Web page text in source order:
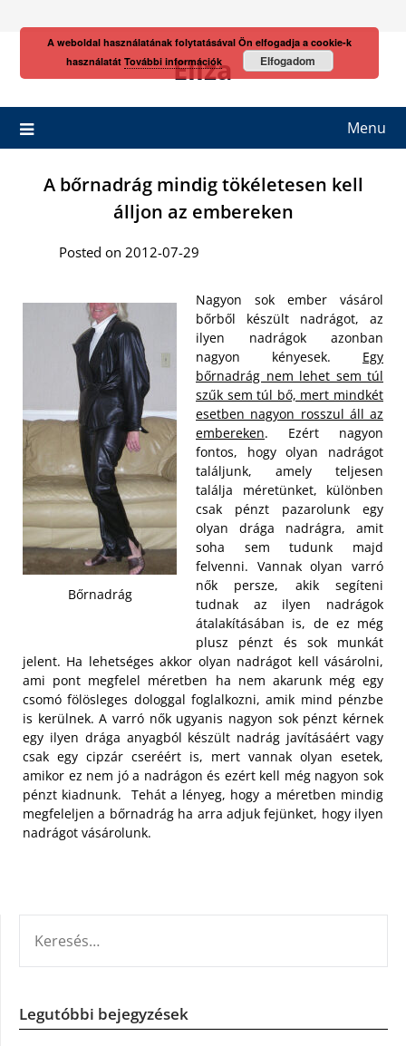
Eliza
Menu
A bőrnadrág mindig tökéletesen kell
álljon az embereken
Posted on 2012-07-29
Bőrnadrág
Nagyon sok ember vásárol
bőrből készült nadrágot, az
ilyen nadrágok azonban
nagyon kényesek. Egy
bőrnadrág nem lehet sem túl
szűk sem túl bő, mert mindkét
esetben nagyon rosszul áll az
embereken. Ezért nagyon
fontos, hogy olyan nadrágot
találjunk, amely teljesen
találja méretünket, különben
csak pénzt pazarolunk egy
olyan drága nadrágra, amit
soha sem tudunk majd
felvenni. Vannak olyan varró
nők persze, akik segíteni
tudnak az ilyen nadrágok
átalakításában is, de ez még
plusz pénzt és sok munkát
jelent. Ha lehetséges akkor olyan nadrágot kell vásárolni,
ami pont megfelel méretben ha nem akarunk még egy
csomó fölösleges dologgal foglalkozni, amik mind pénzbe
is kerülnek. A varró nők ugyanis nagyon sok pénzt kérnek
egy ilyen drága anyagból készült nadrág javításáért vagy
csak egy cipzár cseréért is, mert vannak olyan esetek,
amikor ez nem jó a nadrágon és ezért kell még nagyon sok
pénzt kiadnunk. Tehát a lényeg, hogy a méretben mindig
megfeleljen a bőrnadrág ha arra adjuk fejünket, hogy ilyen
nadrágot vásárolunk.
Legutóbbi bejegyzések
A weboldal használatának folytatásával Ön elfogadja a cookie-k
használatát További információk Elfogadom